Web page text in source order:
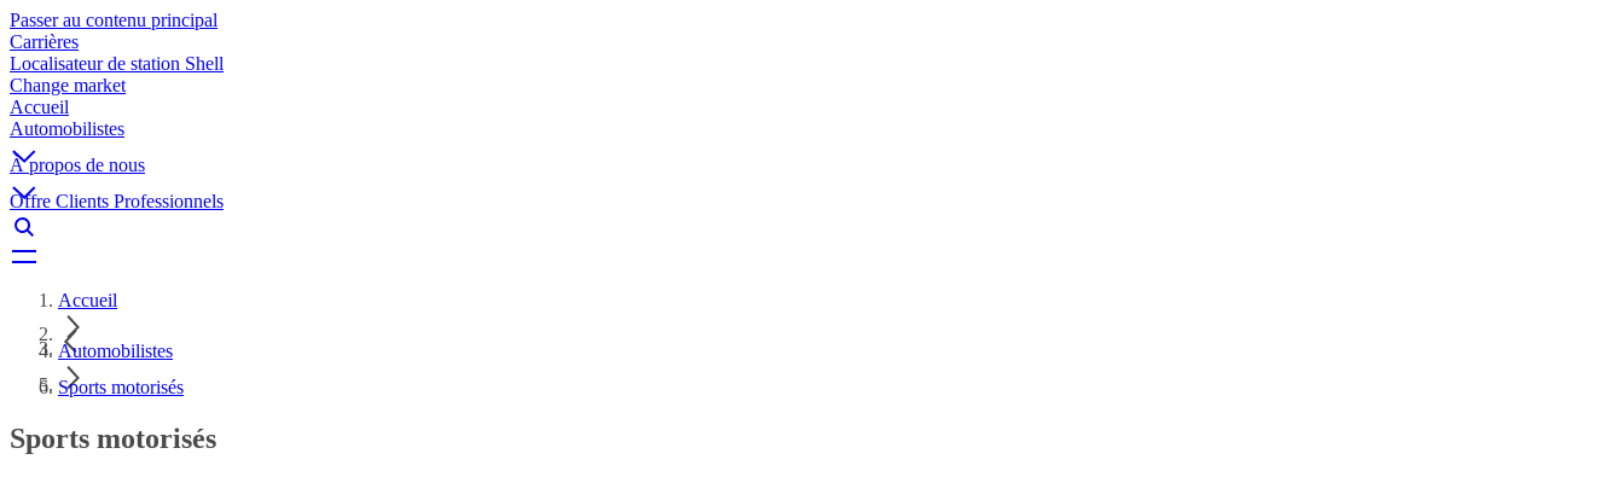
Passer au contenu principal
Carrières
Localisateur de station Shell
Change market
Accueil
Automobilistes
À propos de nous
Offre Clients Professionnels
Accueil
Automobilistes
Sports motorisés
Sports motorisés